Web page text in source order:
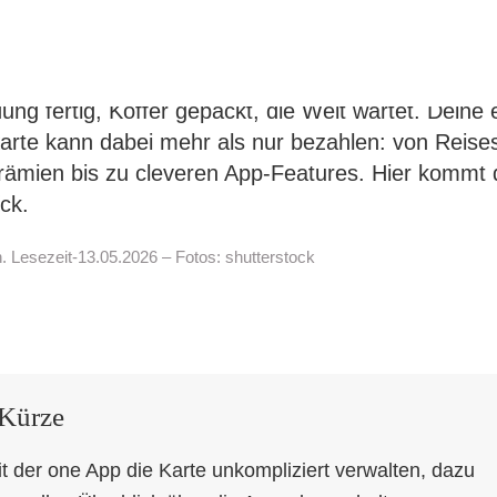
fertig, Koffer gepackt, die Welt wartet. Deine
kann dabei mehr als nur bezahlen: von
bis zu cleveren App-Features. Hier kommt
Lesezeit-13.05.2026 – Fotos: shutterstock
der one App die Karte unkompliziert verwalten, dazu